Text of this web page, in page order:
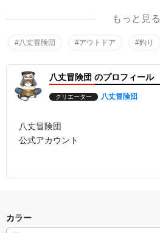
もっと見る
#八丈冒険団 #アウトドア #釣り
八丈冒険団 のプロフィール
クリエーター 八丈冒険団
八丈冒険団
公式アカウント
カラー